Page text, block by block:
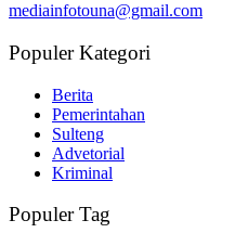
mediainfotouna@gmail.com
Populer Kategori
Berita
Pemerintahan
Sulteng
Advetorial
Kriminal
Populer Tag